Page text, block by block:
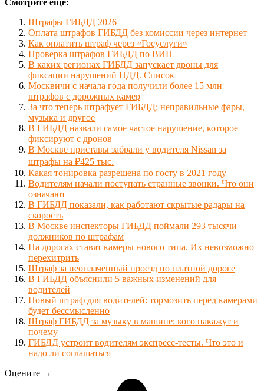
Смотрите еще:
Штрафы ГИБДД 2026
Оплата штрафов ГИБДД без комиссии через интернет
Как оплатить штраф через «Госуслуги»
Проверка штрафов ГИБДД по ВИН
В каких регионах ГИБДД запускает дроны для
фиксации нарушений ПДД. Список
Москвичи с начала года получили более 15 млн
штрафов с дорожных камер
За что теперь штрафует ГИБДД: неправильные фары,
музыка и другое
В ГИБДД назвали самое частое нарушение, которое
фиксируют с дронов
В Москве приставы забрали у водителя Nissan за
штрафы на ₽425 тыс.
Какая тонировка разрешена по госту в 2021 году
Водителям начали поступать странные звонки. Что они
означают
В ГИБДД показали, как работают скрытые радары на
скорость
В Москве инспекторы ГИБДД поймали 293 тысячи
должников по штрафам
На дорогах ставят камеры нового типа. Их невозможно
перехитрить
Штраф за неоплаченный проезд по платной дороге
В ГИБДД объяснили 5 важных изменений для
водителей
Новый штраф для водителей: тормозить перед камерами
будет бессмысленно
Штраф ГИБДД за музыку в машине: кого накажут и
почему
ГИБДД устроит водителям экспресс-тесты. Что это и
надо ли соглашаться
Оцените →